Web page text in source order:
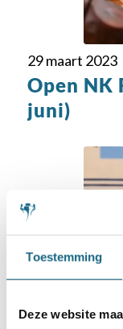
Toestemming
Deze website
29 maart 2023
Open NK
juni)